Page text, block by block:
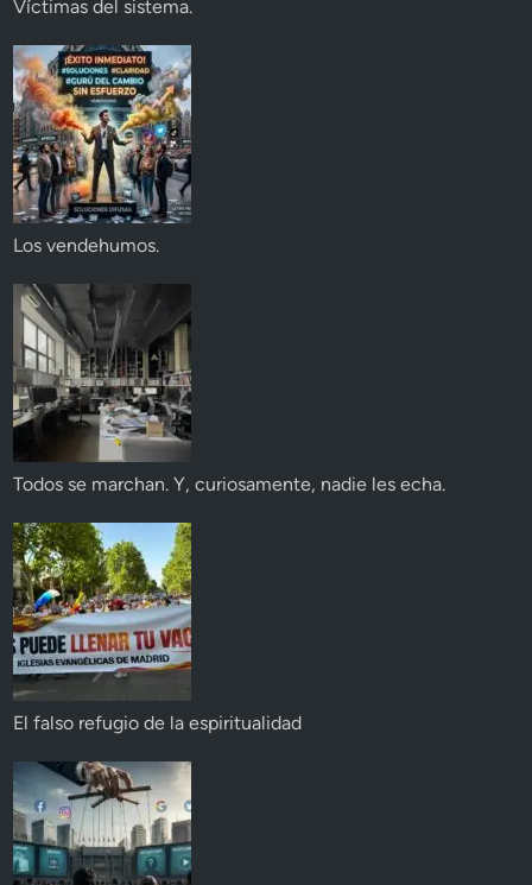
Víctimas del sistema.
Los vendehumos.
Todos se marchan. Y, curiosamente, nadie les echa.
El falso refugio de la espiritualidad